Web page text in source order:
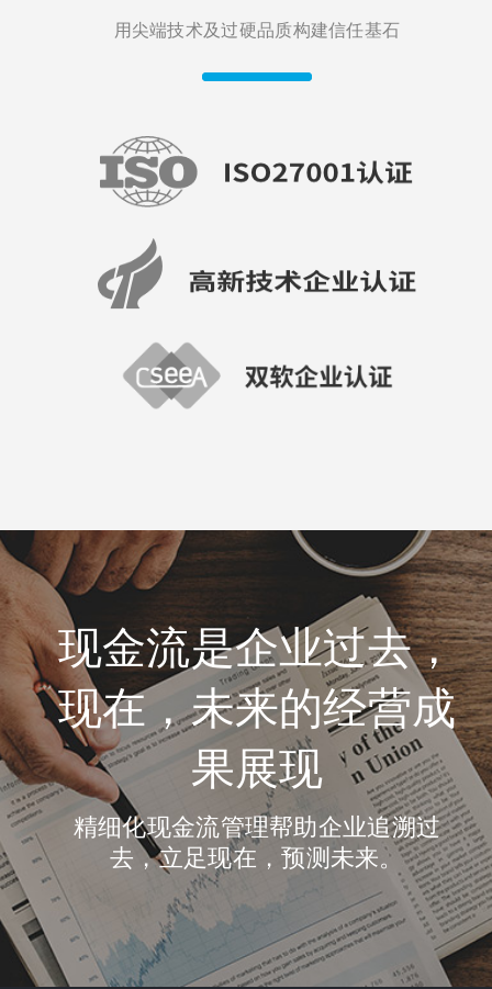
用尖端技术及过硬品质构建信任基石
现金流是企业过去，
现在，未来的经营成
果展现
精细化现金流管理帮助企业追溯过
去，立足现在，预测未来。